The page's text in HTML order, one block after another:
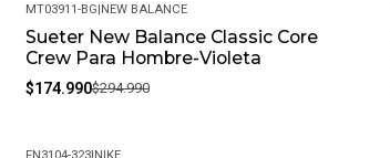
-41%
MT03911-BG|NEW BALANCE
Sueter New Balance Classic Core
Crew Para Hombre-Violeta
$174.990$294.990
FN3104-323|NIKE